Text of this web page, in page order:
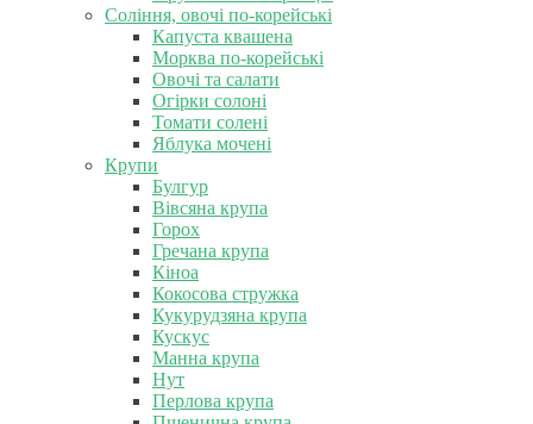
Соління, овочі по-корейські
Капуста квашена
Морква по-корейські
Овочі та салати
Огірки солоні
Томати солені
Яблука мочені
Крупи
Булгур
Вівсяна крупа
Горох
Гречана крупа
Кіноа
Кокосова стружка
Кукурудзяна крупа
Кускус
Манна крупа
Нут
Перлова крупа